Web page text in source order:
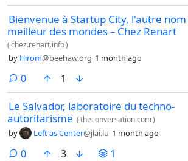
Bienvenue à Startup City, l'autre nom
meilleur des mondes – Chez Renart
(chez.renart.info)
by Hirom@beehaw.org 1 month ago
0comments
1
Le Salvador, laboratoire du techno-
autoritarisme (theconversation.com)
by Left as Center@jlai.lu 1 month ago
0comments
3 1